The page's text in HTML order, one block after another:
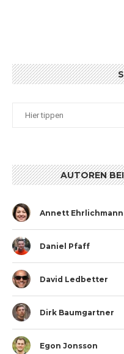
AUTOREN
Annett Ehrlichmann
Daniel Pfaff
David Ledbetter
Dirk Baumgartner
Egon Jonsson